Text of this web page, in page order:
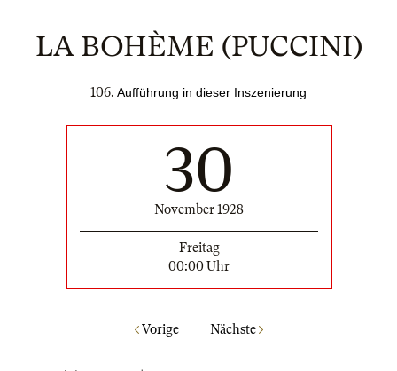
LA BOHÈME (PUCCINI)
106. Aufführung in dieser Inszenierung
30
November 1928
Freitag
00:00 Uhr
Vorige Nächste